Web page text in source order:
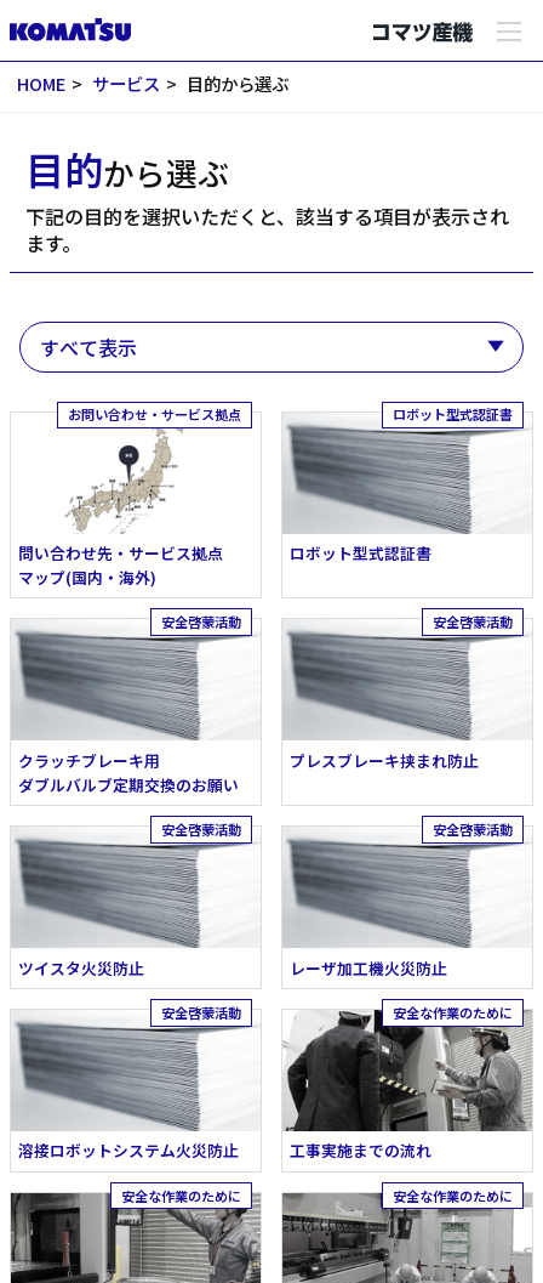
HOME サービス 目的から選ぶ
目的から選ぶ
下記の目的を選択いただくと、該当する項目が表示され
ます。
問い合わせ先・サービス拠点
マップ(国内・海外)
ロボット型式認証書
クラッチブレーキ用
ダブルバルブ定期交換のお願い
プレスブレーキ挟まれ防止
ツイスタ火災防止 レーザ加工機火災防止
溶接ロボットシステム火災防止 工事実施までの流れ